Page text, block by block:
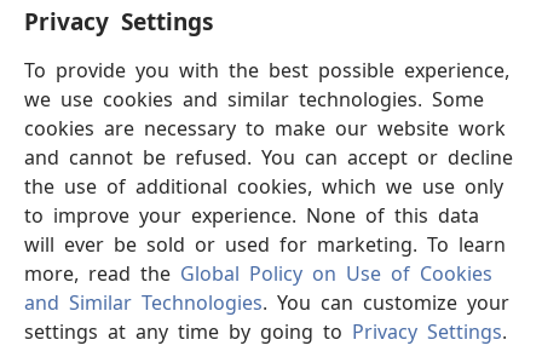
Privacy Settings
To provide you with the best possible experience,
we use cookies and similar technologies. Some
cookies are necessary to make our website work
and cannot be refused. You can accept or decline
the use of additional cookies, which we use only
to improve your experience. None of this data
will ever be sold or used for marketing. To learn
more, read the Global Policy on Use of Cookies
and Similar Technologies. You can customize your
settings at any time by going to Privacy Settings.
(opens
new
window)
ඔන්ලයින් ලයිබ්‍රරි
(opens
new
window)JW Hub
(opens
new
window)‘JW ලයිබ්‍රරි’
Copyright© 2026 Watch Tower Bible and Tract Society of Pennsylvania.
භාවිත කිරීමේ නීති |පෞද්ගලික තොරතුරු රැකීම |PRIVACY
SETTINGS